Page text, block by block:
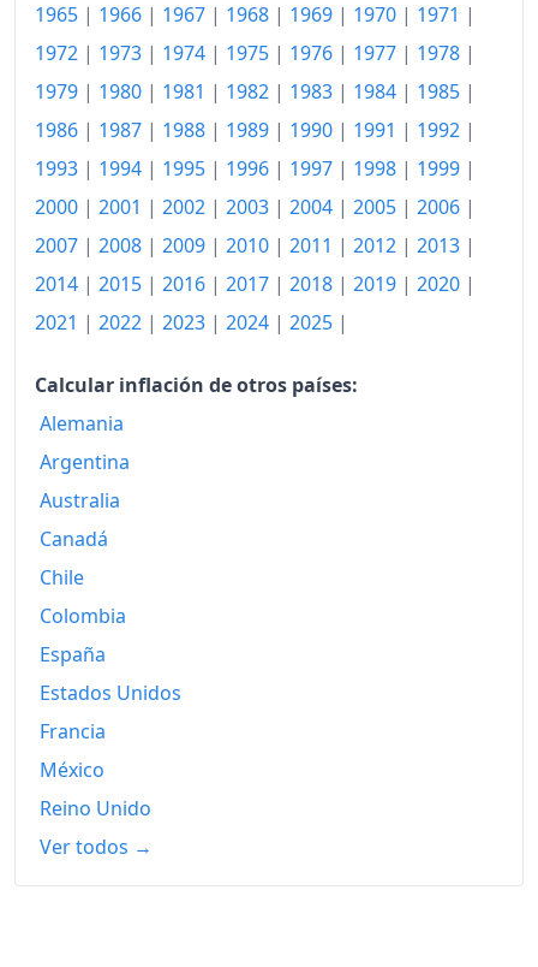
362.89
2007
372.09
2008
389.48
2009
400.21
2011
428.56
2012
437.93
2013
443.63
2014
2015
2017
2018
2019
2020
2021
2022
1965 | 1966 | 1967 | 1968 | 1969 | 1970 | 1971 |
1972 | 1973 | 1974 | 1975 | 1976 | 1977 | 1978 |
1979 | 1980 | 1981 | 1982 | 1983 | 1984 | 1985 |
1986 | 1987 | 1988 | 1989 | 1990 | 1991 | 1992 |
1993 | 1994 | 1995 | 1996 | 1997 | 1998 | 1999 |
2000 | 2001 | 2002 | 2003 | 2004 | 2005 | 2006 |
2007 | 2008 | 2009 | 2010 | 2011 | 2012 | 2013 |
2014 | 2015 | 2016 | 2017 | 2018 | 2019 | 2020 |
2021 | 2022 | 2023 | 2024 | 2025 |
Calcular inflación de otros países:
Alemania
Argentina
Australia
Canadá
Chile
Colombia
España
Estados Unidos
Francia
México
Reino Unido
Ver todos →